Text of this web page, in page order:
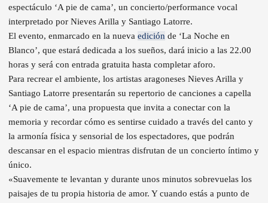
espectáculo ‘A pie de cama’, un concierto/performance vocal
interpretado por Nieves Arilla y Santiago Latorre.
El evento, enmarcado en la nueva edición de ‘La Noche en
Blanco’, que estará dedicada a los sueños, dará inicio a las 22.00
horas y será con entrada gratuita hasta completar aforo.
Para recrear el ambiente, los artistas aragoneses Nieves Arilla y
Santiago Latorre presentarán su repertorio de canciones a capella
‘A pie de cama’, una propuesta que invita a conectar con la
memoria y recordar cómo es sentirse cuidado a través del canto y
la armonía física y sensorial de los espectadores, que podrán
descansar en el espacio mientras disfrutan de un concierto íntimo y
único.
«Suavemente te levantan y durante unos minutos sobrevuelas los
paisajes de tu propia historia de amor. Y cuando estás a punto de